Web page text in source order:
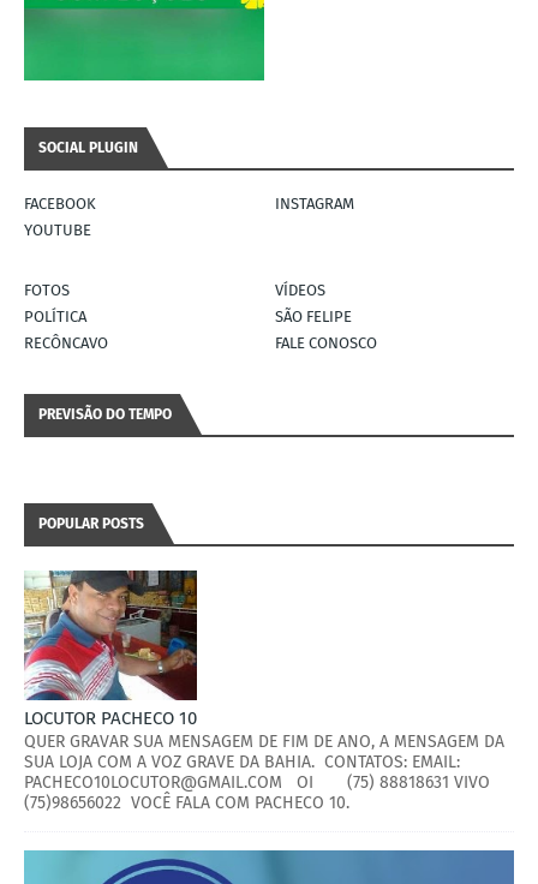
SOCIAL PLUGIN
FACEBOOK
INSTAGRAM
YOUTUBE
FOTOS
VÍDEOS
POLÍTICA
SÃO FELIPE
RECÔNCAVO
FALE CONOSCO
PREVISÃO DO TEMPO
POPULAR POSTS
LOCUTOR PACHECO 10
QUER GRAVAR SUA MENSAGEM DE FIM DE ANO, A MENSAGEM DA
SUA LOJA COM A VOZ GRAVE DA BAHIA. CONTATOS: EMAIL:
PACHECO10LOCUTOR@GMAIL.COM OI (75) 88818631 VIVO
(75)98656022 VOCÊ FALA COM PACHECO 10.